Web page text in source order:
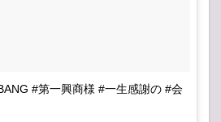
#第一興商様 #一生感謝の #会